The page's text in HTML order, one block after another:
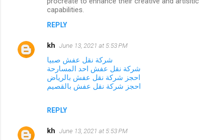
capabilities.
REPLY
kh June 13, 2021 at 5:53 PM
شركة نقل عفش صبيا
شركة نقل عفش احد المسارحة
احجز شركة نقل عفش بالرياض
احجز شركة نقل عفش بالقصيم
REPLY
kh June 13, 2021 at 5:53 PM